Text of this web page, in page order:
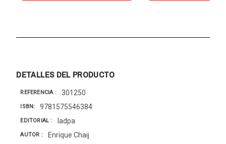
DETALLES DEL PRODUCTO
REFERENCIA 301250
ISBN 9781575546384
EDITORIAL Iadpa
AUTOR Enrique Chaij